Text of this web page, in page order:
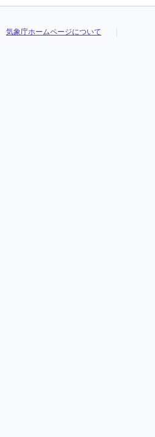
気象庁ホームページについて